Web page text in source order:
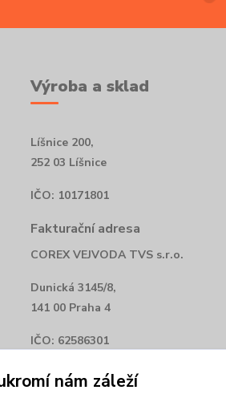
Výroba a sklad
Líšnice 200,
252 03 Líšnice
IČO: 10171801
Fakturační adresa
COREX VEJVODA TVS s.r.o.
Dunická 3145/8,
141 00 Praha 4
IČO: 62586301
nám záleží